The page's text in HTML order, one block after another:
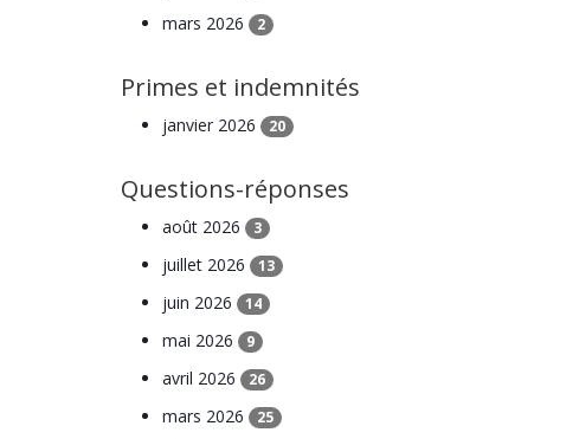
mars 2026 2
Primes et indemnités
janvier 2026 20
Questions-réponses
août 2026 3
juillet 2026 13
juin 2026 14
mai 2026 9
avril 2026 26
mars 2026 25